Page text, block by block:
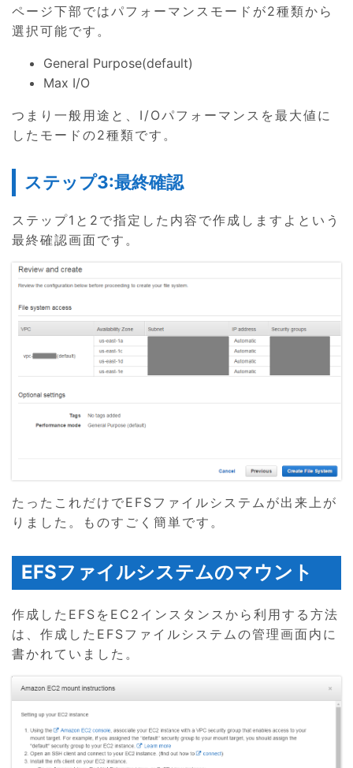
ページ下部ではパフォーマンスモードが2種類から
選択可能です。
General Purpose(default)
Max I/O
つまり一般用途と、I/Oパフォーマンスを最大値に
したモードの2種類です。
ステップ3:最終確認
ステップ1と2で指定した内容で作成しますよという
最終確認画面です。
たったこれだけでEFSファイルシステムが出来上が
りました。ものすごく簡単です。
EFSファイルシステムのマウント
作成したEFSをEC2インスタンスから利用する方法
は、作成したEFSファイルシステムの管理画面内に
書かれていました。